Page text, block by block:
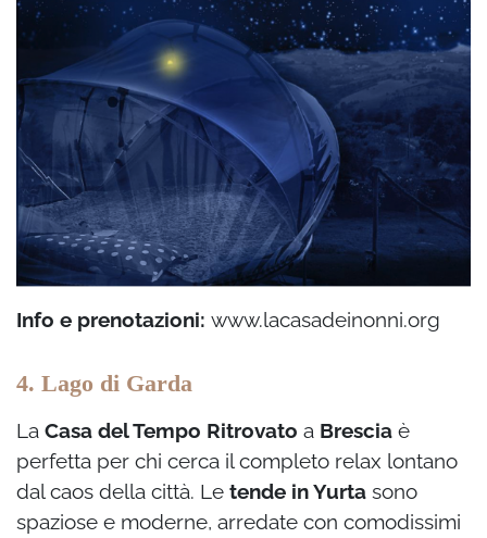
Info e prenotazioni: www.lacasadeinonni.org
4. Lago di Garda
La Casa del Tempo Ritrovato a Brescia è
perfetta per chi cerca il completo relax lontano
dal caos della città. Le tende in Yurta sono
spaziose e moderne, arredate con comodissimi